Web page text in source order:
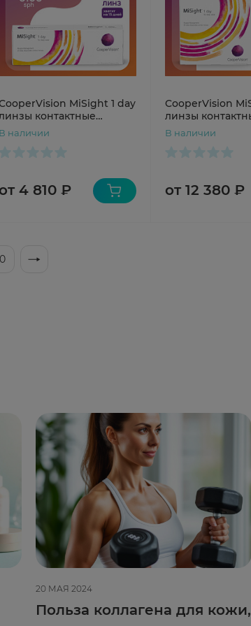
MiSight 1 day
контактные
однодневные №30 sph
В наличии
от 4 810 ₽
CooperVision
линзы
однодневные
В наличии
от 12 380 ₽
20 МАЯ 2024
Польза коллагена для кожи,